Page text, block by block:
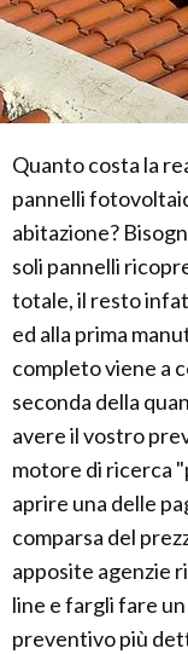
Quanto costa la
pannelli
abitazione?
soli pannelli
totale, il resto
ed alla prima
completo viene a
seconda della
avere il vostro
motore di ricerca
aprire una delle
comparsa del
apposite agenzie
line e fargli fare
preventivo più